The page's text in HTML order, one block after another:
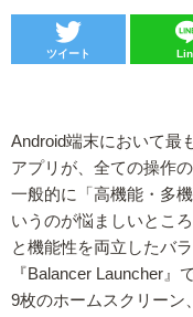
ツイート
Android端末において最
アプリが、全ての操作
一般的に「高機能・多
いうのが悩ましいとこ
と機能性を両立したバ
『Balancer Launcher』
9枚のホームスクリーン